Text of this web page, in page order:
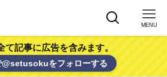
MENU
て記事に広告を含みます。
をフォローする